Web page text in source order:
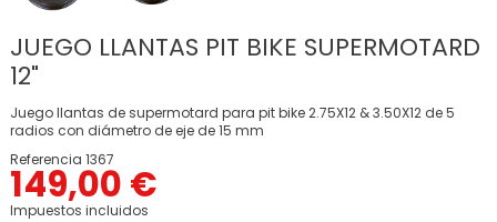
JUEGO LLANTAS PIT BIKE SUPERMOTARD
12"
Juego llantas de supermotard para pit bike 2.75X12 & 3.50X12 de 5
radios con diámetro de eje de 15 mm
Referencia 1367
149,00 €
Impuestos incluidos